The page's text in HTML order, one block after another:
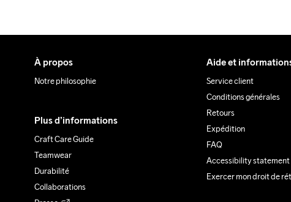
À propos
Notre philosophie
Plus d’informations
Craft Care Guide
Teamwear
Durabilité
Collaborations
Aide et
Service client
Conditions générales
Retours
Expédition
FAQ
Accessibility statement
Exercer mon droit de